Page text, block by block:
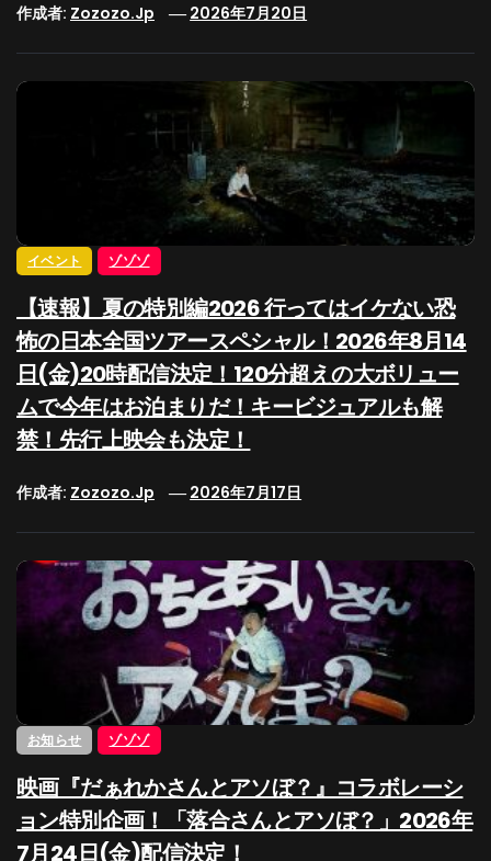
作成者: Zozozo.jp 2026年7月20日
イベント ゾゾゾ
【速報】夏の特別編2026 行ってはイケない恐
怖の日本全国ツアースペシャル！2026年8月14
日(金)20時配信決定！120分超えの大ボリュー
ムで今年はお泊まりだ！キービジュアルも解
禁！先行上映会も決定！
作成者: Zozozo.jp 2026年7月17日
お知らせ ゾゾゾ
映画『だぁれかさんとアソぼ？』コラボレーシ
ョン特別企画！「落合さんとアソぼ？」2026年
7月24日(金)配信決定！